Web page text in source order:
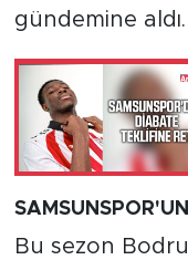
gündemine aldı.
Bu sezon